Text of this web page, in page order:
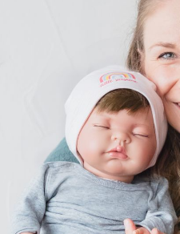
Sandra,Apr 06